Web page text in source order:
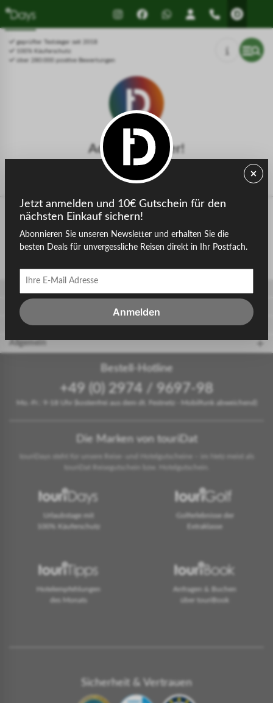
Drücken Sie Alt+1 für den
Bildschirmlesemodus, Alt+0 zum
Abbrechen
Leitfaden für barrierefreie
Bildschirmlesegeräte, Feedback
und Fehlerberichte | Neues
Fenstergeprüfter Testsieger seit 2018
100% Käuferschutz
über 280.000 positive Bewertungen
Achtung, Fehler!
Die gesuchte Seite konnte nicht gefunden werden.
zurück zur Startseite
Gastgeber
touriDat Reiseblog
Allgemein
Bestell-Hotline
+49 (0) 2974 / 9697-98
Mo.-Fr.: 9-18 Uhr (kostenfrei aus dem dt. Festnetz - Mobilfunk abweichend)
Die Marken von touriDat
touriDays steht für unsere Reise- und Hotelgutscheine – im Netz meist als
touriDat Reisegutschein bzw. Hotelgutschein.
Urlaubstage mit
100% Käuferschutz
Golferlebnisse der
Extraklasse
Hotelempfehlungen
des Monats
Anfragen & Buchen
über touriBook
Sicherheit & Vertrauen
Jetzt anmelden und 10€ Gutschein für den
nächsten Einkauf sichern!
Abonnieren Sie unseren Newsletter und erhalten Sie die
besten Deals für unvergessliche Reisen direkt in Ihr Postfach.
Anmelden